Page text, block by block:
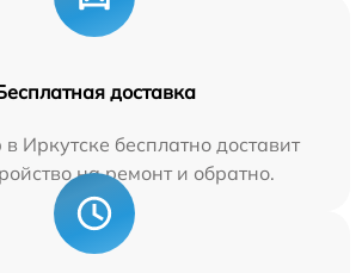
доставка
Иркутске бесплатно доставит
на ремонт и обратно.